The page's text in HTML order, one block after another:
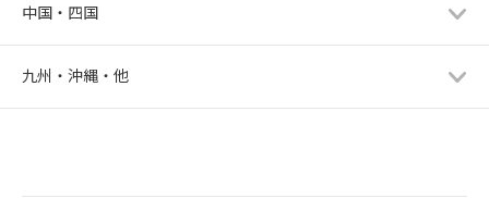
中国・四国
九州・沖縄・他